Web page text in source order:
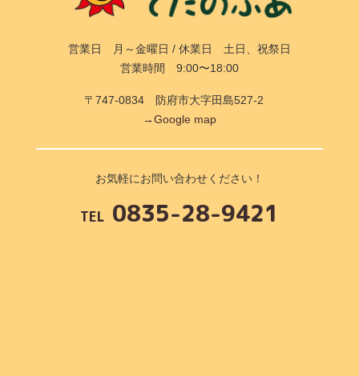
営業日 月～金曜日 / 休業日 土日、祝祭日
営業時間 9:00〜18:00
〒747-0834 防府市大字田島527-2
→Google map
お気軽にお問い合わせください！
TEL 0835-28-9421